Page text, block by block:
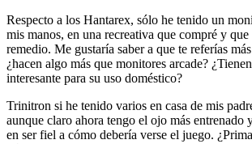
Respecto a los Hantarex, sólo he tenido un
mis manos, en una recreativa que compré y
remedio. Me gustaría saber a que te referías
¿hacen algo más que monitores arcade?
interesante para su uso doméstico?
Trinitron si he tenido varios en casa de mis
aunque claro ahora tengo el ojo más entrenado
en ser fiel a cómo debería verse el juego.